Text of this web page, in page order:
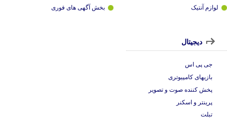
لوازم آنتیک
بخش آگهی های فوری
دیجیتال
جی پی اس
بازیهای کامپیوتری
پخش کننده صوت و تصویر
پرینتر و اسکنر
تبلت